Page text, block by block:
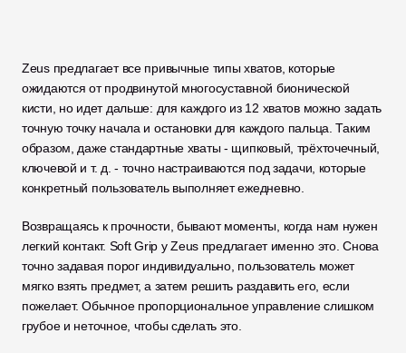
Zeus предлагает все привычные типы хватов, которые
ожидаются от продвинутой многосуставной бионической
кисти, но идет дальше: для каждого из 12 хватов можно задать
точную точку начала и остановки для каждого пальца. Таким
образом, даже стандартные хваты - щипковый, трёхточечный,
ключевой и т. д. - точно настраиваются под задачи, которые
конкретный пользователь выполняет ежедневно.
Возвращаясь к прочности, бывают моменты, когда нам нужен
легкий контакт. Soft Grip у Zeus предлагает именно это. Снова
точно задавая порог индивидуально, пользователь может
мягко взять предмет, а затем решить раздавить его, если
пожелает. Обычное пропорциональное управление слишком
грубое и неточное, чтобы сделать это.